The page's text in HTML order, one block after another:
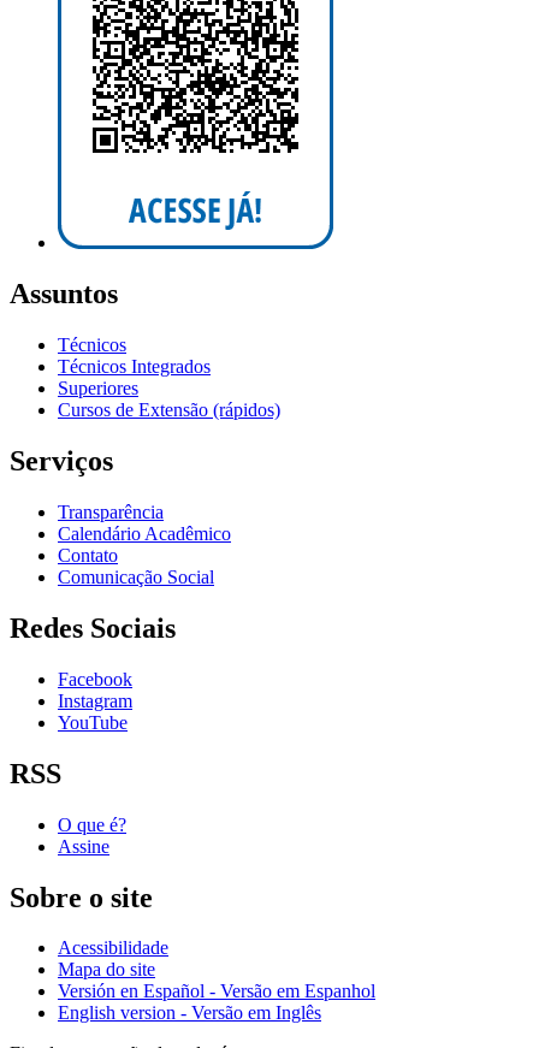
Assuntos
Técnicos
Técnicos Integrados
Superiores
Cursos de Extensão (rápidos)
Serviços
Transparência
Calendário Acadêmico
Contato
Comunicação Social
Redes Sociais
Facebook
Instagram
YouTube
RSS
O que é?
Assine
Sobre o site
Acessibilidade
Mapa do site
Versión en Español - Versão em Espanhol
English version - Versão em Inglês